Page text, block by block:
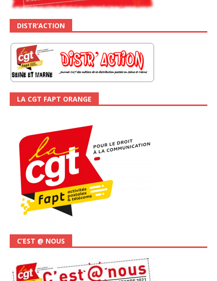
DISTR’ACTION
LA CGT FAPT ORANGE
C’EST @ NOUS